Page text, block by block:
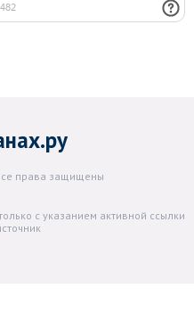
права защищены
с указанием активной ссылки